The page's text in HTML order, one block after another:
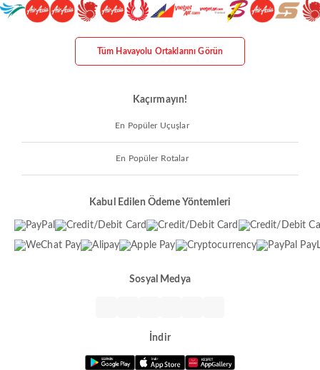
Tüm Havayolu Ortaklarını Görün
Kaçırmayın!
En Popüler Uçuşlar
En Popüler Rotalar
Kabul Edilen Ödeme Yöntemleri
Sosyal Medya
İndir